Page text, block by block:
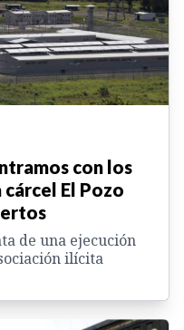
con los
El Pozo
de una ejecución
ilícita